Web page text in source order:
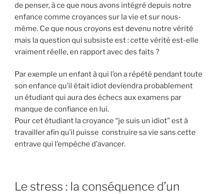
de penser, à ce que nous avons intégré depuis notre
enfance comme croyances sur la vie et sur nous-
même. Ce que nous croyons est devenu notre vérité
mais la question qui subsiste est : cette vérité est-elle
vraiment réelle, en rapport avec des faits ?
Par exemple un enfant à qui l’on a répété pendant toute
son enfance qu’il était idiot deviendra probablement
un étudiant qui aura des échecs aux examens par
manque de confiance en lui.
Pour cet étudiant la croyance “je suis un idiot” est à
travailler afin qu’il puisse construire sa vie sans cette
entrave qui l’empêche d’avancer.
Le stress : la conséquence d’un